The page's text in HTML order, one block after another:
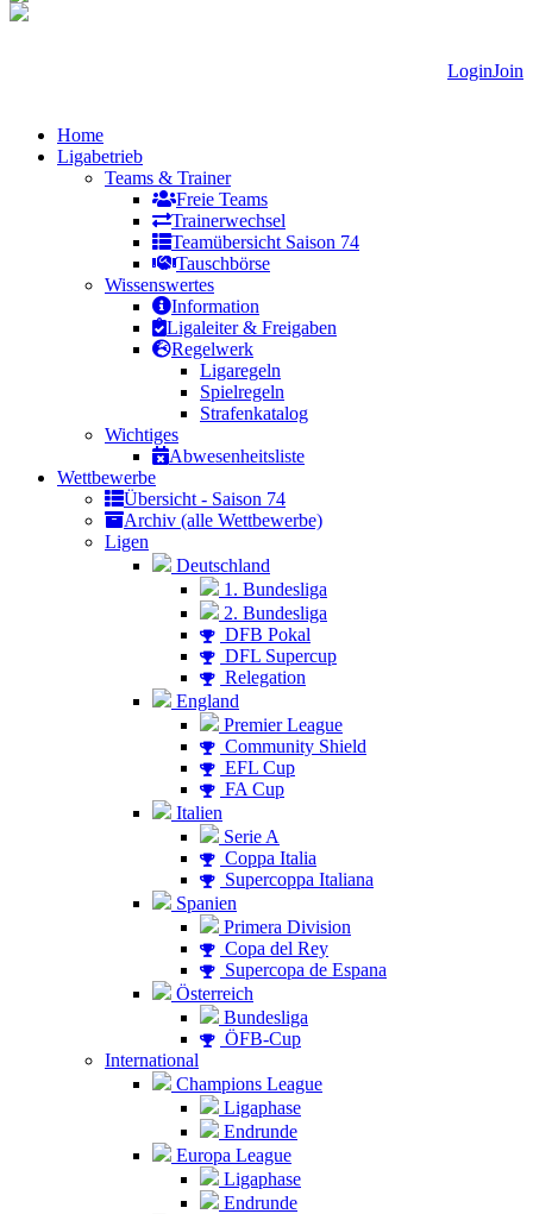
LoginJoin
Home
Ligabetrieb
Teams & Trainer
Freie Teams
Trainerwechsel
Teamübersicht Saison 74
Tauschbörse
Wissenswertes
Information
Ligaleiter & Freigaben
Regelwerk
Ligaregeln
Spielregeln
Strafenkatalog
Wichtiges
Abwesenheitsliste
Wettbewerbe
Übersicht - Saison 74
Archiv (alle Wettbewerbe)
Ligen
Deutschland
1. Bundesliga
2. Bundesliga
DFB Pokal
DFL Supercup
Relegation
England
Premier League
Community Shield
EFL Cup
FA Cup
Italien
Serie A
Coppa Italia
Supercoppa Italiana
Spanien
Primera Division
Copa del Rey
Supercopa de Espana
Österreich
Bundesliga
ÖFB-Cup
International
Champions League
Ligaphase
Endrunde
Europa League
Ligaphase
Endrunde